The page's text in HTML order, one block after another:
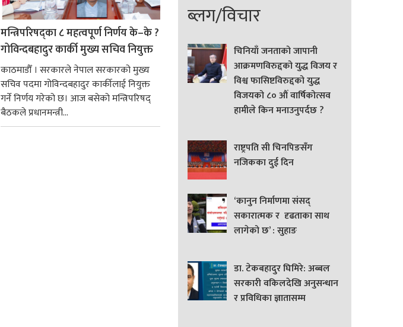
मन्त्रिपरिषद्का ८ महत्वपूर्ण निर्णय के–के ?
गोविन्दबहादुर कार्की मुख्य सचिव नियुक्त
काठमाडौँ । सरकारले नेपाल सरकारको मुख्य
सचिव पदमा गोविन्दबहादुर कार्कीलाई नियुक्त
गर्ने निर्णय गरेको छ। आज बसेको मन्त्रिपरिषद्
बैठकले प्रधानमन्त्री...
ब्लग/विचार
चिनियाँ जनताको जापानी
आक्रमणविरुद्दको युद्ध विजय र
विश्व फासिष्टविरुद्दको युद्ध
विजयको ८० औं वार्षिकोत्सव
हामीले किन मनाउनुपर्दछ ?
राष्ट्रपति सी चिनपिङसँग
नजिकका दुई दिन
‘कानुन निर्माणमा संसद्
सकारात्मक र दृढताका साथ
लागेको छ’ : सुहाङ
डा. टेकबहादुर घिमिरे: अब्बल
सरकारी वकिलदेखि अनुसन्धान
र प्रविधिका ज्ञातासम्म